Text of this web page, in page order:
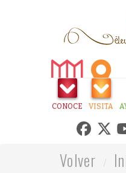
CONOCE VISITA
Volver